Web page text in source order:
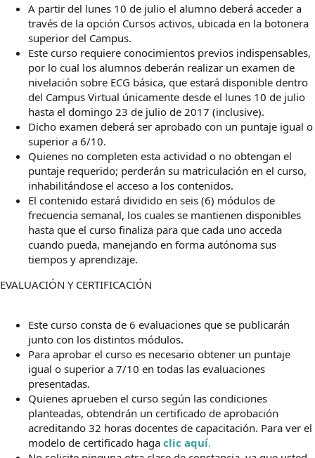
A partir del lunes 10 de julio el alumno deberá acceder a
través de la opción Cursos activos, ubicada en la botonera
superior del Campus.
Este curso requiere conocimientos previos indispensables,
por lo cual los alumnos deberán realizar un examen de
nivelación sobre ECG básica, que estará disponible dentro
del Campus Virtual únicamente desde el lunes 10 de julio
hasta el domingo 23 de julio de 2017 (inclusive).
Dicho examen deberá ser aprobado con un puntaje igual o
superior a 6/10.
Quienes no completen esta actividad o no obtengan el
puntaje requerido; perderán su matriculación en el curso,
inhabilitándose el acceso a los contenidos.
El contenido estará dividido en seis (6) módulos de
frecuencia semanal, los cuales se mantienen disponibles
hasta que el curso finaliza para que cada uno acceda
cuando pueda, manejando en forma autónoma sus
tiempos y aprendizaje.
EVALUACIÓN Y CERTIFICACIÓN
Este curso consta de 6 evaluaciones que se publicarán
junto con los distintos módulos.
Para aprobar el curso es necesario obtener un puntaje
igual o superior a 7/10 en todas las evaluaciones
presentadas.
Quienes aprueben el curso según las condiciones
planteadas, obtendrán un certificado de aprobación
acreditando 32 horas docentes de capacitación. Para ver el
modelo de certificado haga clic aquí.